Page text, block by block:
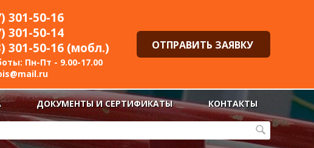
301-50-16
301-50-14
301-50-16 (мобл.)
Пн-Пт - 9.00-17.00
ОТПРАВИТЬ ЗАЯВКУ
ДОКУМЕНТЫ И СЕРТИФИКАТЫ КОНТАКТЫ